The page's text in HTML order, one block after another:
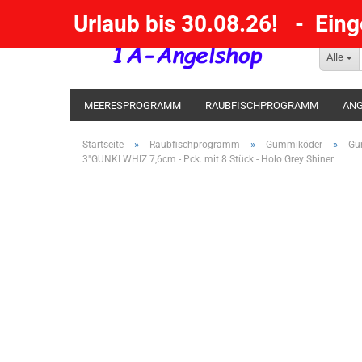
Alle
Urlaub bis 30.08.26! -
MEERESPROGRAMM RAUBFISCHPROGRAMM
KESCHER / SENKE / GAFF POSEN SBIRULINOS
Startseite » Raubfischprogramm » Gummiköder »
3"GUNKI WHIZ 7,6cm - Pck. mit 8 Stück - Holo Grey Shiner